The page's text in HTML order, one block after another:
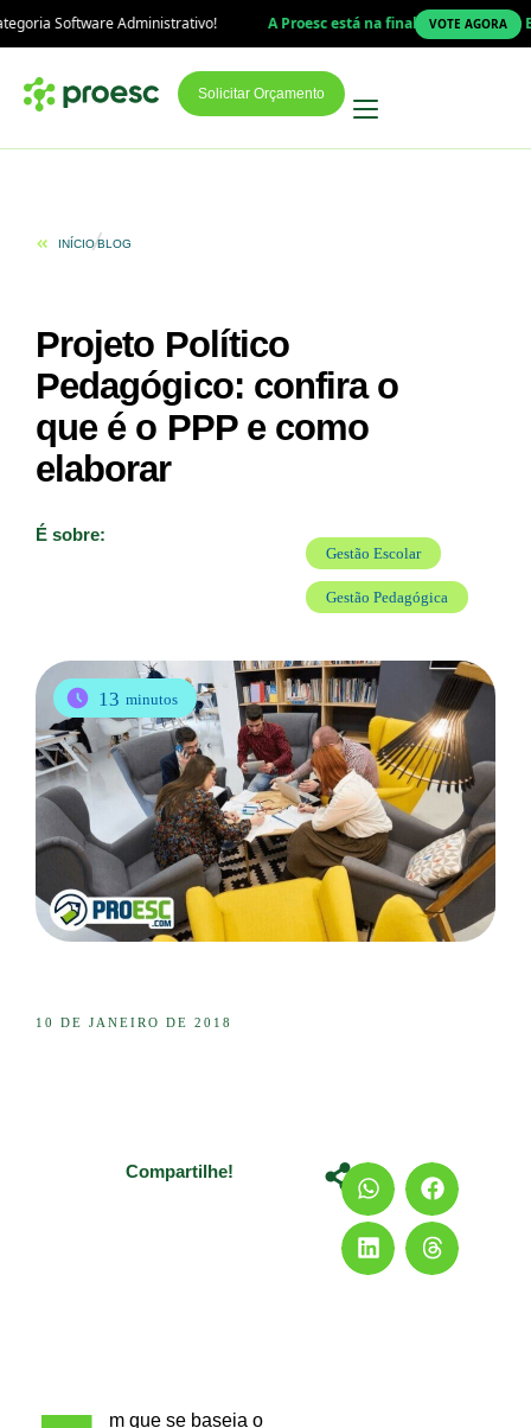
A Proesc está na final do Prêmio Top Educação 2026!
VOTE AGORA
Solicitar Orçamento
INÍCIOBLOG
Projeto Político
Pedagógico: confira o
que é o PPP e como
elaborar
É sobre:
Gestão Escolar
Gestão Pedagógica
13 minutos
10 DE JANEIRO DE 2018
Compartilhe!
m que se baseia o